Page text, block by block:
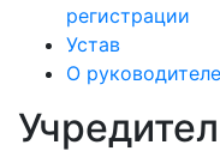
регистрации
Устав
О руководителе